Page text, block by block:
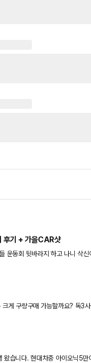
후기 + 가을CAR샷
운동회 뒷바라지 하고 나니 삭
회 날인데, 그날만 비와주는 센
게 구량구매 가능할까요? 독3
습니다. 현대차중 아이오닉5만